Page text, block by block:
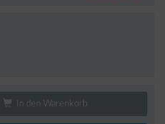
In den Warenkorb